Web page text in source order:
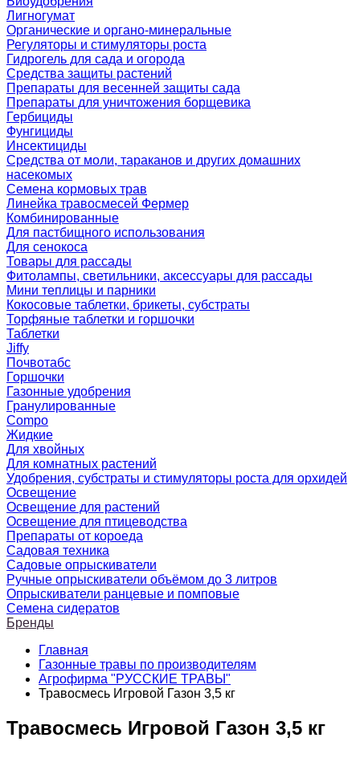
Лигногумат
Органические и органо-минеральные
Регуляторы и стимуляторы роста
Гидрогель для сада и огорода
Средства защиты растений
Препараты для весенней защиты сада
Препараты для уничтожения борщевика
Гербициды
Фунгициды
Инсектициды
Средства от моли, тараканов и других домашних
насекомых
Семена кормовых трав
Линейка травосмесей Фермер
Комбинированные
Для пастбищного использования
Для сенокоса
Товары для рассады
Фитолампы, светильники, аксессуары для рассады
Мини теплицы и парники
Кокосовые таблетки, брикеты, субстраты
Торфяные таблетки и горшочки
Таблетки
Jiffy
Почвотабс
Горшочки
Газонные удобрения
Гранулированные
Compo
Жидкие
Для хвойных
Для комнатных растений
Удобрения, субстраты и стимуляторы роста для орхидей
Освещение
Освещение для растений
Освещение для птицеводства
Препараты от короеда
Садовая техника
Садовые опрыскиватели
Ручные опрыскиватели объёмом до 3 литров
Опрыскиватели ранцевые и помповые
Семена сидератов
Бренды
Главная
Газонные травы по производителям
Агрофирма "РУССКИЕ ТРАВЫ"
Травосмесь Игровой Газон 3,5 кг
Травосмесь Игровой Газон 3,5 кг